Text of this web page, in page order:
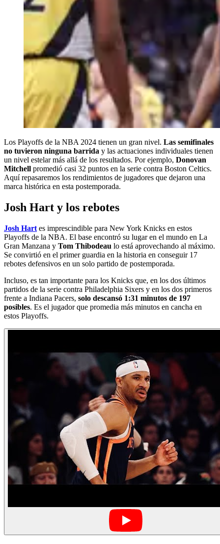
Los Playoffs de la NBA 2024 tienen un gran nivel. Las semifinales
no tuvieron ninguna barrida y las actuaciones individuales tienen
un nivel estelar más allá de los resultados. Por ejemplo, Donovan
Mitchell promedió casi 32 puntos en la serie contra Boston Celtics.
Aquí repasaremos los rendimientos de jugadores que dejaron una
marca histórica en esta postemporada.
Josh Hart y los rebotes
Josh Hart es imprescindible para New York Knicks en estos
Playoffs de la NBA. El base encontró su lugar en el mundo en La
Gran Manzana y Tom Thibodeau lo está aprovechando al máximo.
Se convirtió en el primer guardia en la historia en conseguir 17
rebotes defensivos en un solo partido de postemporada.
Incluso, es tan importante para los Knicks que, en los dos últimos
partidos de la serie contra Philadelphia Sixers y en los dos primeros
frente a Indiana Pacers, solo descansó 1:31 minutos de 197
posibles. Es el jugador que promedia más minutos en cancha en
estos Playoffs.